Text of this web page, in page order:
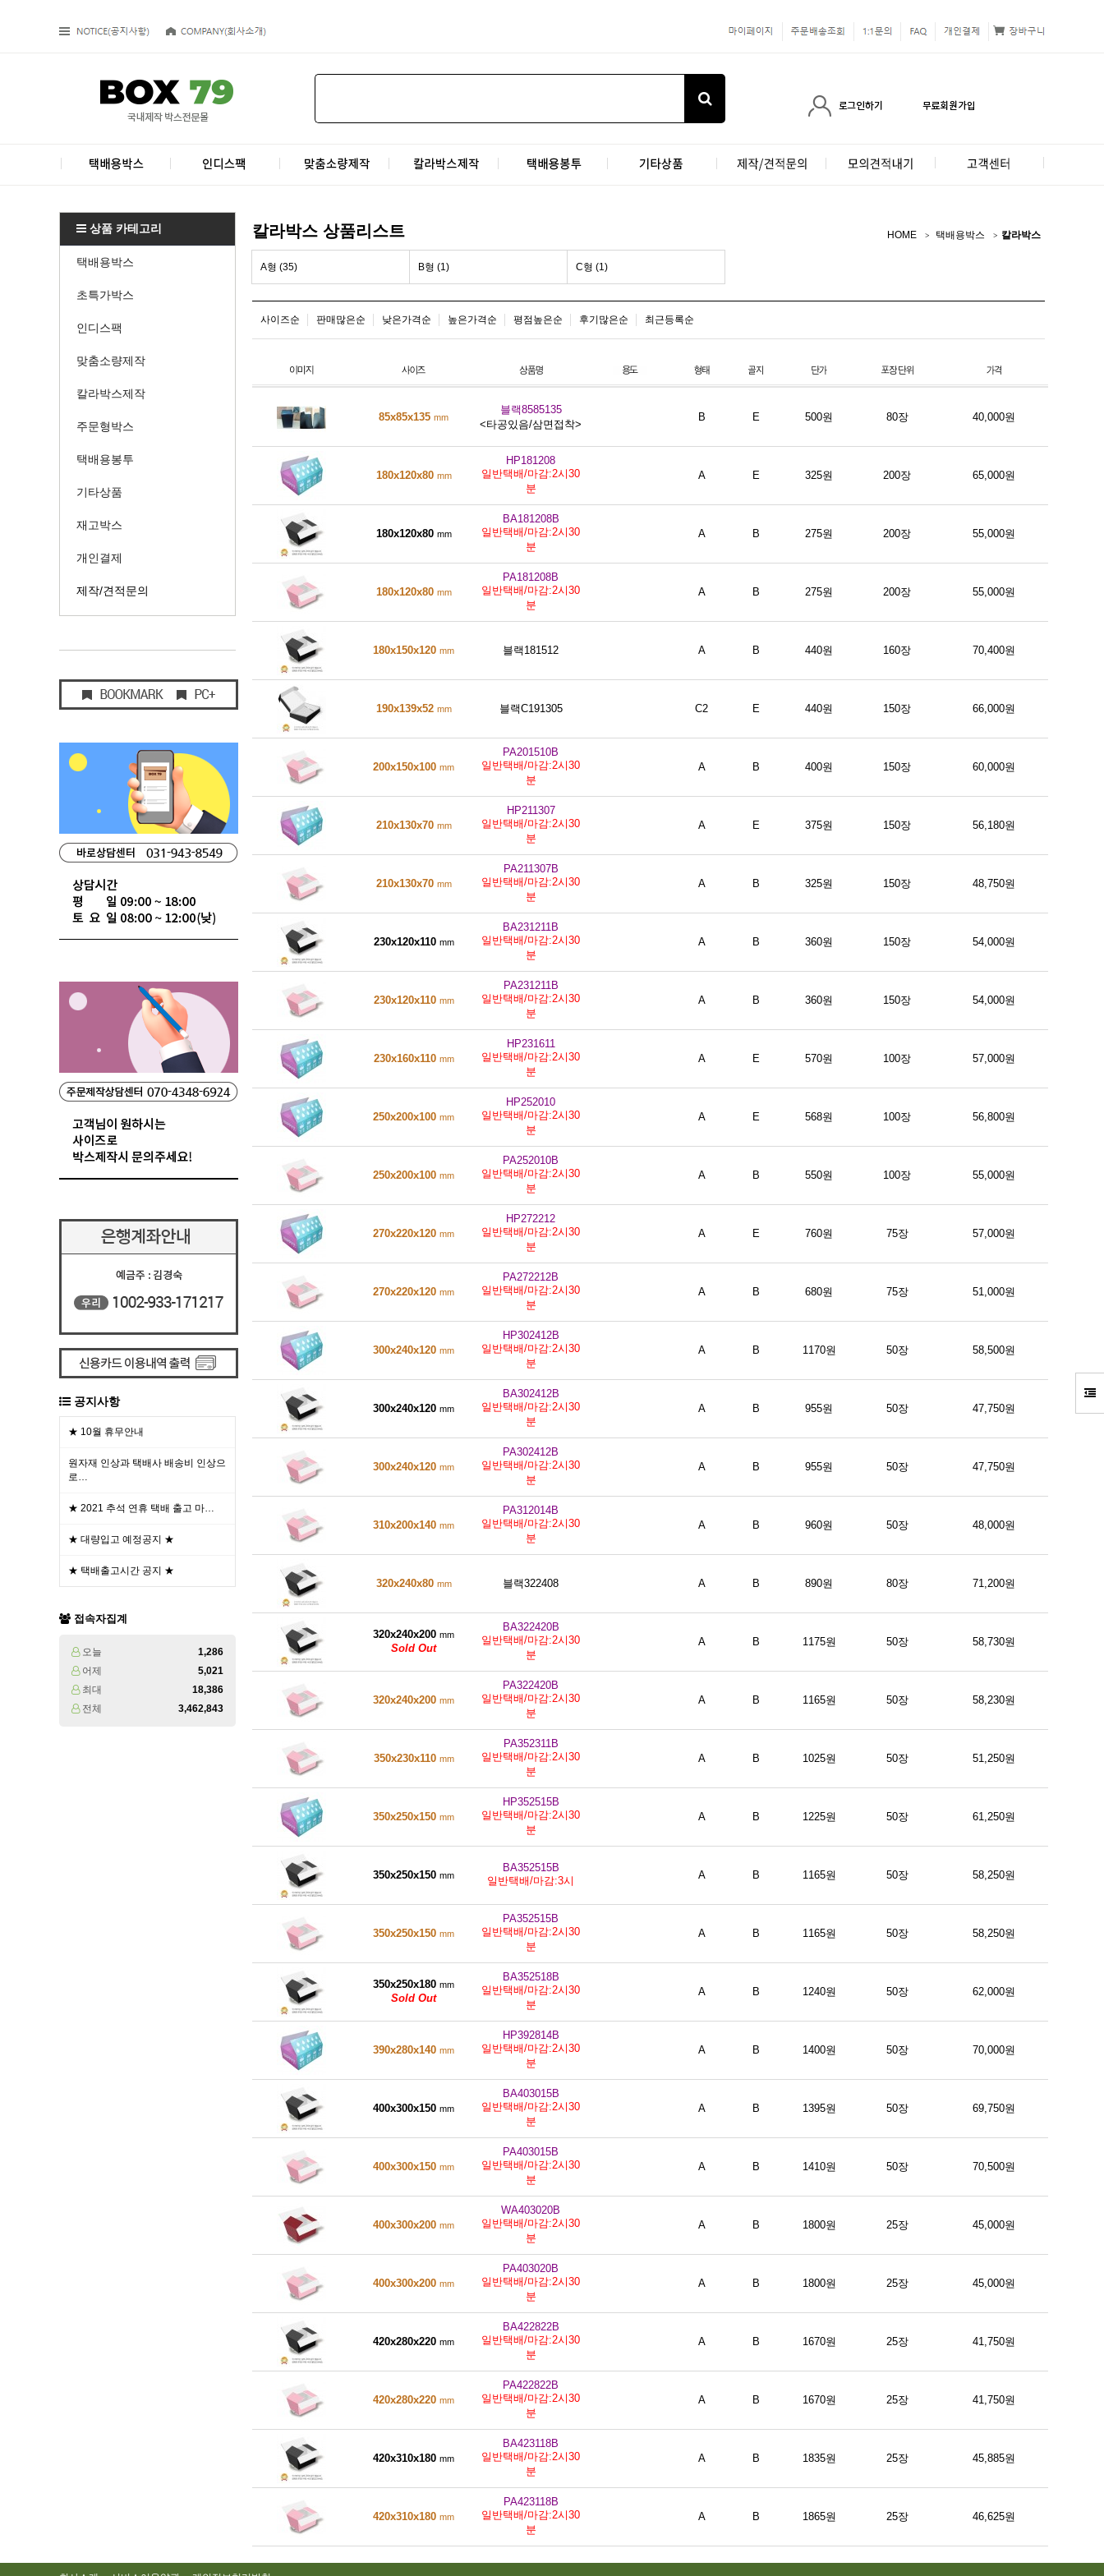
상품 카테고리
택배용박스
초특가박스
인디스팩
맞춤소량제작
칼라박스제작
주문형박스
택배용봉투
기타상품
재고박스
개인결제
제작/견적문의
공지사항
★ 10월 휴무안내
원자재 인상과 택배사 배송비 인상으
로…
★ 2021 추석 연휴 택배 출고 마…
★ 대량입고 예정공지 ★
★ 택배출고시간 공지 ★
접속자집계
오늘
1,286
어제
5,021
최대
18,386
전체
3,462,843
칼라박스 상품리스트 HOME 택배용박스 칼라박스
A형 (35) B형 (1) C형 (1)
사이즈순 판매많은순 낮은가격순 높은가격순 평점높은순 후기많은순 최근등록순
85x85x135 mm
블랙8585135
<타공있음/삼면접착>
B E 500원 80장 40,000원
180x120x80 mm
HP181208
일반택배/마감:2시30
분
A E 325원 200장 65,000원
180x120x80 mm
BA181208B
일반택배/마감:2시30
분
A B 275원 200장 55,000원
180x120x80 mm
PA181208B
일반택배/마감:2시30
분
A B 275원 200장 55,000원
180x150x120 mm 블랙181512 A B 440원 160장 70,400원
190x139x52 mm 블랙C191305 C2 E 440원 150장 66,000원
200x150x100 mm
PA201510B
일반택배/마감:2시30
분
A B 400원 150장 60,000원
210x130x70 mm
HP211307
일반택배/마감:2시30
분
A E 375원 150장 56,180원
210x130x70 mm
PA211307B
일반택배/마감:2시30
분
A B 325원 150장 48,750원
230x120x110 mm
BA231211B
일반택배/마감:2시30
분
A B 360원 150장 54,000원
230x120x110 mm
PA231211B
일반택배/마감:2시30
분
A B 360원 150장 54,000원
230x160x110 mm
HP231611
일반택배/마감:2시30
분
A E 570원 100장 57,000원
250x200x100 mm
HP252010
일반택배/마감:2시30
분
A E 568원 100장 56,800원
250x200x100 mm
PA252010B
일반택배/마감:2시30
분
A B 550원 100장 55,000원
270x220x120 mm
HP272212
일반택배/마감:2시30
분
A E 760원 75장 57,000원
270x220x120 mm
PA272212B
일반택배/마감:2시30
분
A B 680원 75장 51,000원
300x240x120 mm
HP302412B
일반택배/마감:2시30
분
A B 1170원 50장 58,500원
300x240x120 mm
BA302412B
일반택배/마감:2시30
분
A B 955원 50장 47,750원
300x240x120 mm
PA302412B
일반택배/마감:2시30
분
A B 955원 50장 47,750원
310x200x140 mm
PA312014B
일반택배/마감:2시30
분
A B 960원 50장 48,000원
320x240x80 mm 블랙322408 A B 890원 80장 71,200원
320x240x200 mm
Sold Out
BA322420B
일반택배/마감:2시30
분
A B 1175원 50장 58,730원
320x240x200 mm
PA322420B
일반택배/마감:2시30
분
A B 1165원 50장 58,230원
350x230x110 mm
PA352311B
일반택배/마감:2시30
분
A B 1025원 50장 51,250원
350x250x150 mm
HP352515B
일반택배/마감:2시30
분
A B 1225원 50장 61,250원
350x250x150 mm
BA352515B
일반택배/마감:3시
A B 1165원 50장 58,250원
350x250x150 mm
PA352515B
일반택배/마감:2시30
분
A B 1165원 50장 58,250원
350x250x180 mm
Sold Out
BA352518B
일반택배/마감:2시30
분
A B 1240원 50장 62,000원
390x280x140 mm
HP392814B
일반택배/마감:2시30
분
A B 1400원 50장 70,000원
400x300x150 mm
BA403015B
일반택배/마감:2시30
분
A B 1395원 50장 69,750원
400x300x150 mm
PA403015B
일반택배/마감:2시30
분
A B 1410원 50장 70,500원
400x300x200 mm
WA403020B
일반택배/마감:2시30
분
A B 1800원 25장 45,000원
400x300x200 mm
PA403020B
일반택배/마감:2시30
분
A B 1800원 25장 45,000원
420x280x220 mm
BA422822B
일반택배/마감:2시30
분
A B 1670원 25장 41,750원
420x280x220 mm
PA422822B
일반택배/마감:2시30
분
A B 1670원 25장 41,750원
420x310x180 mm
BA423118B
일반택배/마감:2시30
분
A B 1835원 25장 45,885원
420x310x180 mm
PA423118B
일반택배/마감:2시30
분
A B 1865원 25장 46,625원